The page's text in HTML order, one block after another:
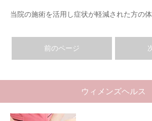
当院の施術を活用し症状が軽減された方の
前のページ
ウィメンズヘルス